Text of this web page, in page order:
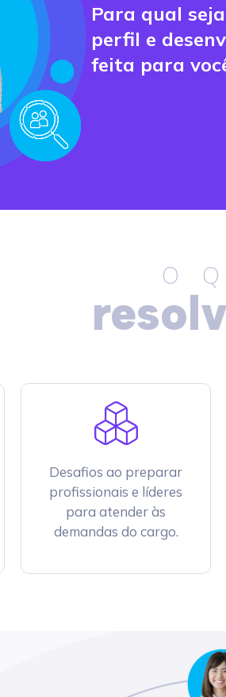
Para qual
perfil e
feita para
O
Desafios ao preparar
profissionais e líderes
para atender às
demandas do cargo.